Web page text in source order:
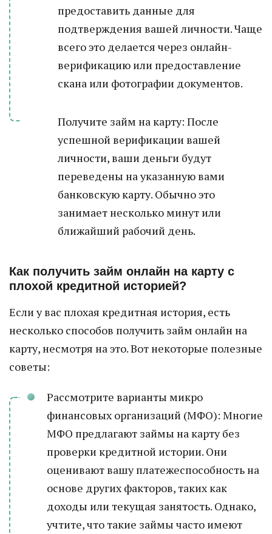
предоставить данные для
подтверждения вашей личности. Чаще
всего это делается через онлайн-
верификацию или предоставление
скана или фотографии документов.
Получите займ на карту: После
успешной верификации вашей
личности, ваши деньги будут
переведены на указанную вами
банковскую карту. Обычно это
занимает несколько минут или
ближайший рабочий день.
Как получить займ онлайн на карту с
плохой кредитной историей?
Если у вас плохая кредитная история, есть
несколько способов получить займ онлайн на
карту, несмотря на это. Вот некоторые полезные
советы:
Рассмотрите варианты микро
финансовых организаций (МФО): Многие
МФО предлагают займы на карту без
проверки кредитной истории. Они
оценивают вашу платежеспособность на
основе других факторов, таких как
доходы или текущая занятость. Однако,
учтите, что такие займы часто имеют